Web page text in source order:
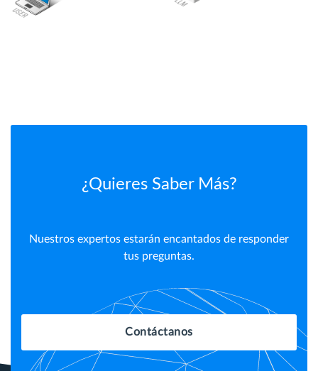
¿Quieres Saber Más?
Nuestros expertos estarán encantados de responder
tus preguntas.
Contáctanos